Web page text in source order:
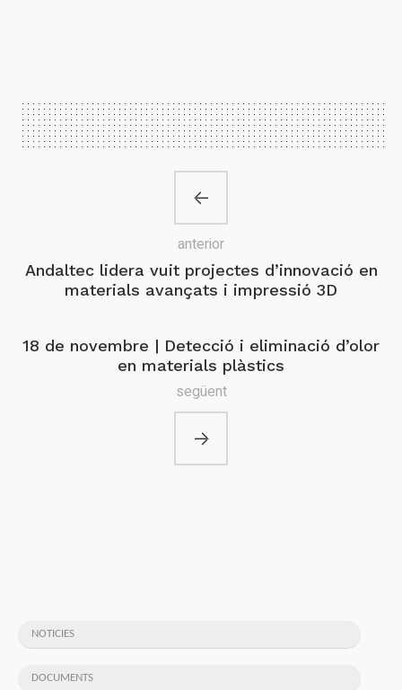
Andaltec lidera vuit projectes d’innovació en
materials avançats i impressió 3D
anterior
18 de novembre | Detecció i eliminació d’olor
en materials plàstics
següent
NOTICIES
DOCUMENTS